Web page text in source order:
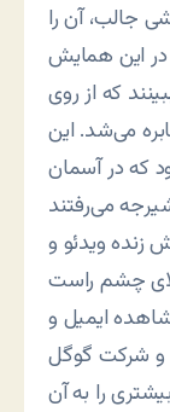
جالب، آن را
این همایش
که از روی
می‌شد. این
که در آسمان
ویدئو و
چشم راست
ایمیل و
و شرکت گوگل
را به آن